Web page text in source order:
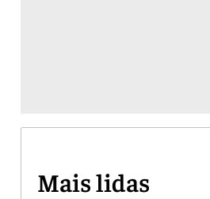
Mais lidas